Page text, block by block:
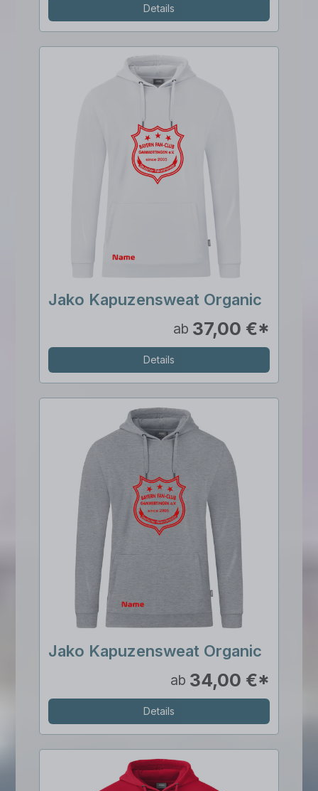
Details
Jako Kapuzensweat Organic
ab 37,00 €*
Details
Jako Kapuzensweat Organic
ab 34,00 €*
Details